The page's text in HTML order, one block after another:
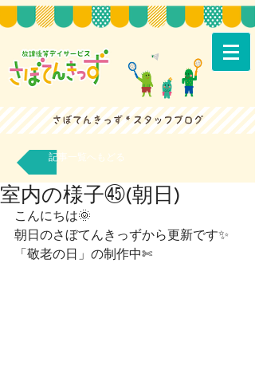
記事一覧へもどる
室内の様子㊺(朝日)
こんにちは🌞
朝日のさぼてんきっずから更新です✨
「敬老の日」の制作中✄